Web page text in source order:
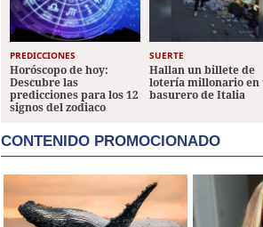
PREDICCIONES
Horóscopo de hoy:
Descubre las
predicciones para los 12
signos del zodiaco
SUERTE
Hallan un billete de
lotería millonario en
basurero de Italia
CONTENIDO PROMOCIONADO